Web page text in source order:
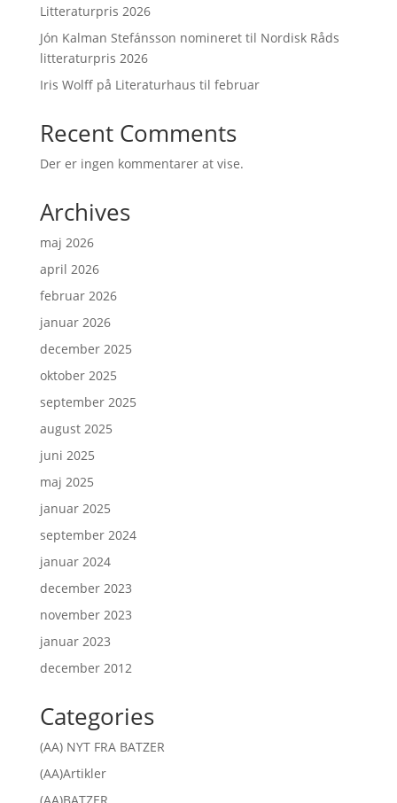
Litteraturpris 2026
Jón Kalman Stefánsson nomineret til Nordisk Råds
litteraturpris 2026
Iris Wolff på Literaturhaus til februar
Recent Comments
Der er ingen kommentarer at vise.
Archives
maj 2026
april 2026
februar 2026
januar 2026
december 2025
oktober 2025
september 2025
august 2025
juni 2025
maj 2025
januar 2025
september 2024
januar 2024
december 2023
november 2023
januar 2023
december 2012
Categories
(AA) NYT FRA BATZER
(AA)Artikler